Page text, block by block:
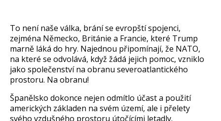
To není naše válka, brání se evropští spojenci,
zejména Německo, Británie a Francie, které Trump
marně láká do hry. Najednou připomínají, že NATO,
na které se odvolává, když žádá jejich pomoc, vzniklo
jako společenství na obranu severoatlantického
prostoru. Na obranu!
Španělsko dokonce nejen odmítlo účast a použití
amerických základen na svém území, ale i přelety
svého vzdušného prostoru útočícími letadly.